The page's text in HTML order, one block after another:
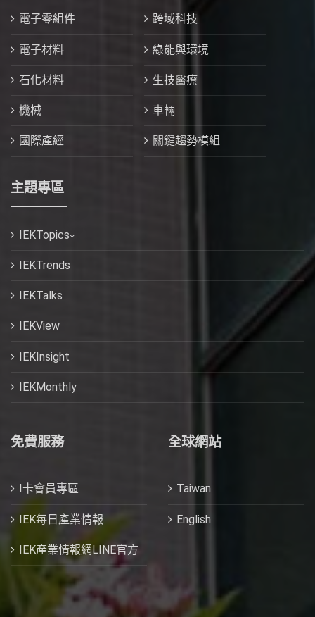
電子零組件 跨域科技
電子材料 綠能與環境
石化材料 生技醫療
機械 車輛
國際產經 關鍵趨勢模組
主題專區
IEKTopics
IEKTrends
IEKTalks
IEKView
IEKInsight
IEKMonthly
免費服務
I卡會員專區
IEK每日產業情報
IEK產業情報網LINE官方
全球網站
Taiwan
English